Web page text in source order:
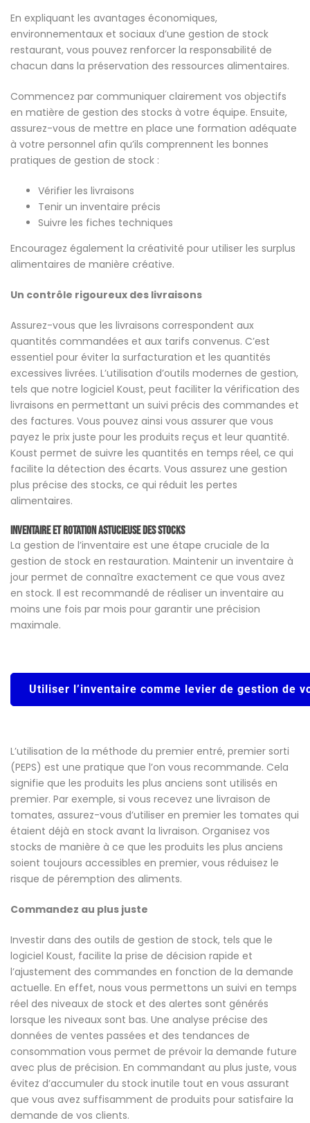
En expliquant les avantages économiques,
environnementaux et sociaux d’une gestion de stock
restaurant, vous pouvez renforcer la responsabilité de
chacun dans la préservation des ressources alimentaires.
Commencez par communiquer clairement vos objectifs
en matière de gestion des stocks à votre équipe. Ensuite,
assurez-vous de mettre en place une formation adéquate
à votre personnel afin qu’ils comprennent les bonnes
pratiques de gestion de stock :
Vérifier les livraisons
Tenir un inventaire précis
Suivre les fiches techniques
Encouragez également la créativité pour utiliser les surplus
alimentaires de manière créative.
Un contrôle rigoureux des livraisons
Assurez-vous que les livraisons correspondent aux
quantités commandées et aux tarifs convenus. C’est
essentiel pour éviter la surfacturation et les quantités
excessives livrées. L’utilisation d’outils modernes de gestion,
tels que notre logiciel Koust, peut faciliter la vérification des
livraisons en permettant un suivi précis des commandes et
des factures. Vous pouvez ainsi vous assurer que vous
payez le prix juste pour les produits reçus et leur quantité.
Koust permet de suivre les quantités en temps réel, ce qui
facilite la détection des écarts. Vous assurez une gestion
plus précise des stocks, ce qui réduit les pertes
alimentaires.
Inventaire et rotation astucieuse des stocks
La gestion de l’inventaire est une étape cruciale de la
gestion de stock en restauration. Maintenir un inventaire à
jour permet de connaître exactement ce que vous avez
en stock. Il est recommandé de réaliser un inventaire au
moins une fois par mois pour garantir une précision
maximale.
Utiliser l’inventaire comme levier de gestion de
L’utilisation de la méthode du premier entré, premier sorti
(PEPS) est une pratique que l’on vous recommande. Cela
signifie que les produits les plus anciens sont utilisés en
premier. Par exemple, si vous recevez une livraison de
tomates, assurez-vous d’utiliser en premier les tomates qui
étaient déjà en stock avant la livraison. Organisez vos
stocks de manière à ce que les produits les plus anciens
soient toujours accessibles en premier, vous réduisez le
risque de péremption des aliments.
Commandez au plus juste
Investir dans des outils de gestion de stock, tels que le
logiciel Koust, facilite la prise de décision rapide et
l’ajustement des commandes en fonction de la demande
actuelle. En effet, nous vous permettons un suivi en temps
réel des niveaux de stock et des alertes sont générés
lorsque les niveaux sont bas. Une analyse précise des
données de ventes passées et des tendances de
consommation vous permet de prévoir la demande future
avec plus de précision. En commandant au plus juste, vous
évitez d’accumuler du stock inutile tout en vous assurant
que vous avez suffisamment de produits pour satisfaire la
demande de vos clients.